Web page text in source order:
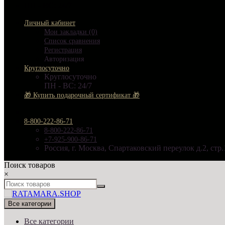
Личный кабинет
Мои закладки (0)
Список сравнения
Регистрация
Авторизация
Круглосуточно
Круглосуточно
ПН - ВС: 24/7
🎁 Купить подарочный сертификат 🎁
8-800-222-86-71
8-800-222-86-71
+7-925-900-86-71
Россия, г. Москва, Спартаковский переулок д.2,
Поиск товаров
×
Все категории
Все категории